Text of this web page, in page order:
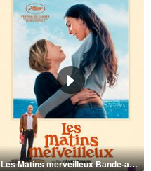
Les Matins merveilleux Bande-annonce VF